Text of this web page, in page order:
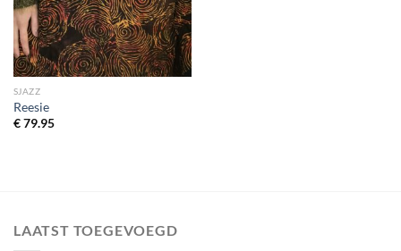
SJAZZ
Reesie
€79.95
LAATST TOEGEVOEGD